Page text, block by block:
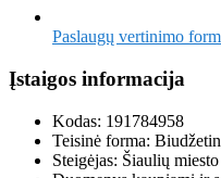
Paslaugų vertinimo
Įstaigos informacija
Kodas: 191784958
Teisinė forma:
Steigėjas: Šiaulių